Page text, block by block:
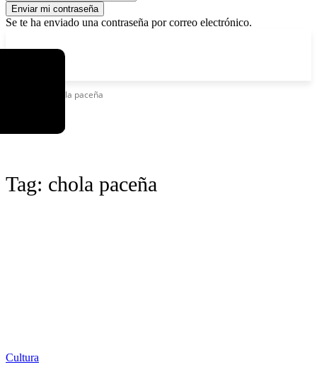
Se te ha enviado una contraseña por correo electrónico.
Chola paceña
Tag: chola paceña
Cultura